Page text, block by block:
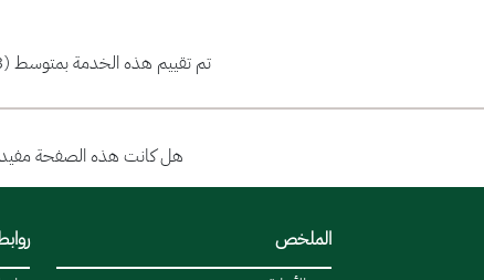
تم تقييم هذه الخدمة بمتوسط (3)
هل كانت هذه الصفحة
الملخص